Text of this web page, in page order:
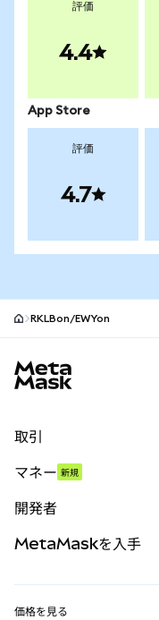
評価
4.4
App Store
評価
4.7
RKLBon/EWYon
取引
パーペチュアル
RWA
マネー 新規
開発者
MetaMaskを入手
価格を見る